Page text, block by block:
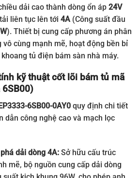
dải cao thành dòng ổn áp 24V
liên tục lên tới 4A (Công suất đầu
). Thiết bị cung cấp phương án phân
vô cùng mạnh mẽ, hoạt động bền bỉ
tủ điện bám sàn nhà máy.
kỹ thuật cốt lõi bám tủ mã
6SB00)
6SB00-0AY0 quy định chi tiết
dẫn công nghệ cao và mạch lọc
dải dòng 4A:Sở hữu cấu trúc
mẽ, bộ nguồn cung cấp dải dòng